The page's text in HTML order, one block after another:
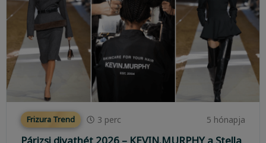
Frizura Trend 3 perc 5 hónapja